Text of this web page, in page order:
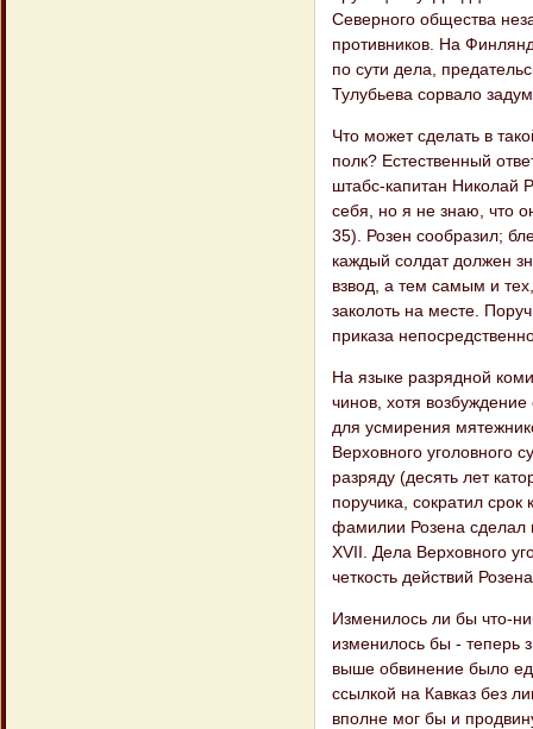
Северного общества
противников. На
по сути дела,
Тулубьева сорвало
Что может сделать в
полк? Естественный
штабс-капитан Николай
себя, но я не знаю, что
35). Розен сообразил;
каждый солдат должен
взвод, а тем самым и
заколоть на месте.
приказа
На языке разрядной
чинов, хотя
для усмирения
Верховного уголовного
разряду (десять лет
поручика, сократил
фамилии Розена сделал
XVII. Дела Верховного
четкость действий
Изменилось ли бы что-
изменилось бы - теперь
выше обвинение было
ссылкой на Кавказ без
вполне мог бы и